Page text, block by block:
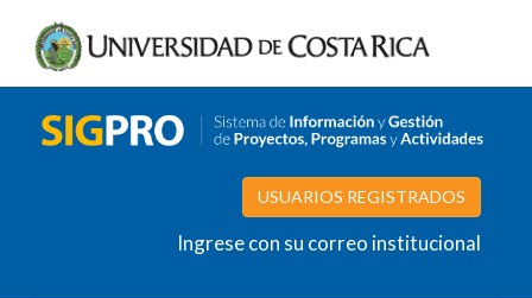
USUARIOS REGISTRADOS
Ingrese con su correo institucional